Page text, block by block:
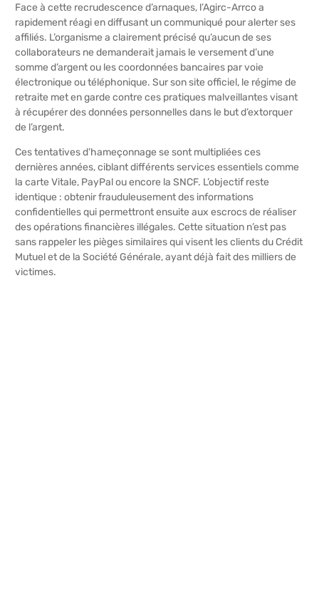
Face à cette recrudescence d’arnaques, l’Agirc-Arrco a
rapidement réagi en diffusant un communiqué pour alerter ses
affiliés. L’organisme a clairement précisé qu’aucun de ses
collaborateurs ne demanderait jamais le versement d’une
somme d’argent ou les coordonnées bancaires par voie
électronique ou téléphonique. Sur son site officiel, le régime de
retraite met en garde contre ces pratiques malveillantes visant
à récupérer des données personnelles dans le but d’extorquer
de l’argent.
Ces tentatives d’hameçonnage se sont multipliées ces
dernières années, ciblant différents services essentiels comme
la carte Vitale, PayPal ou encore la SNCF. L’objectif reste
identique : obtenir frauduleusement des informations
confidentielles qui permettront ensuite aux escrocs de réaliser
des opérations financières illégales. Cette situation n’est pas
sans rappeler les pièges similaires qui visent les clients du Crédit
Mutuel et de la Société Générale, ayant déjà fait des milliers de
victimes.